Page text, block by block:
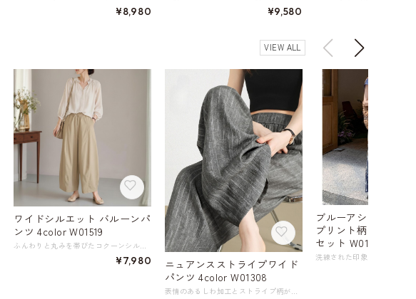
¥8,980 ¥9,580
VIEW ALL
ワイドシルエット バルーンパ
ンツ 4color W01519
¥7,980
ニュアンスストライプワイド
パンツ 4color W01308
表情のあるしわ加工とストライプ柄が魅力のワイドレッグパンツ。 適度なゆとりと落ち感のあるシルエットは脚をまっすぐに見せる効果があり、体型カバーも叶えてくれます。 ナチュラルな凹凸感が魅力のランダムプリーツ素材は、さらりとした肌触りでまとわりつかず、快適な着心地。 ワードローブに1本あると重宝する、着回し力抜群のアイテムです。 《カラー》 グレー／ブラック／アイボリー／ベージュ 《サイズ》 XS : ウエスト 60cm ヒップ93cm パンツ丈 102cm 前股上 33cm 太もも周り 60cm 裾まわり 53cm 参考体重～46kg S : ウエスト 63cm ヒップ96cm パンツ丈 102cm 前股上 33.5cm 太もも周り 62cm 裾まわり 54cm 参考体重46kg～51kg M : ウエスト 65cm ヒップ99cm パンツ丈 102cm 前股上 34cm 太もも周り 63cm 裾まわり 54cm 参考体重51kg～56kg L : ウエスト 68cm ヒップ102cm パンツ丈 103cm 前股上 34.5cm 太もも周り 65cm 裾まわり 55cm 参考体重56kg～60kg XL : ウエスト 71cm ヒップ105cm パンツ丈 103cm 前股上 35cm 太もも周り 66cm 裾まわり 55cm 参考体重60kg～64kg 2XL : ウエスト 74cm ヒップ108cm パンツ丈 104cm 前股上 35.5cm 太もも周り 68cm 裾まわり 56cm 参考体重64kg～68kg ※採寸方法により1～3cmの誤差がある場合がございます 《素材》 ビスコース繊維84.3% ポリアミド繊維（ナイロン）15.7% ◇商品を購入する前にこちらの【ご購入前に必ずお読みください】をご確認の上お買い求めください。 https://shop.harmonique.net/blog/2024/06/25/010751 《注意事項》 *harmoniqueではお客様からのご注文を受け、お客様の商品を製作・取り寄せしております。 *基本的にお取り寄せ商品となるため、発送までに《1～3週間前後》お時間をいただいております。 *ご覧いただいているPCやスマートフォンの画面により実物と多少色合いが異なる場合がございます。 *イメージ違いやサイズ違い等、その他お客様都合によりますキャンセル・返品交換はご遠慮ください。 トップページはこちら https://shop.harmonique.net/
ブルーアシメシャツ
プリント柄ワイドパ
セット W01336